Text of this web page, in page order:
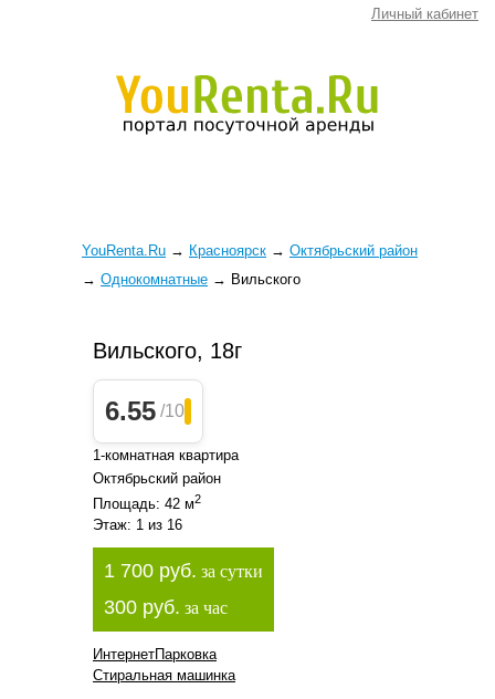
Личный кабинет
YouRenta.Ru → Красноярск → Октябрьский район
→ Однокомнатные → Вильского
Вильского, 18г
6.55 /10
1-комнатная квартира
Октябрьский район
Площадь: 42 м2
Этаж: 1 из 16
1 700 руб. за сутки
300 руб. за час
ИнтернетПарковка
Стиральная машинка